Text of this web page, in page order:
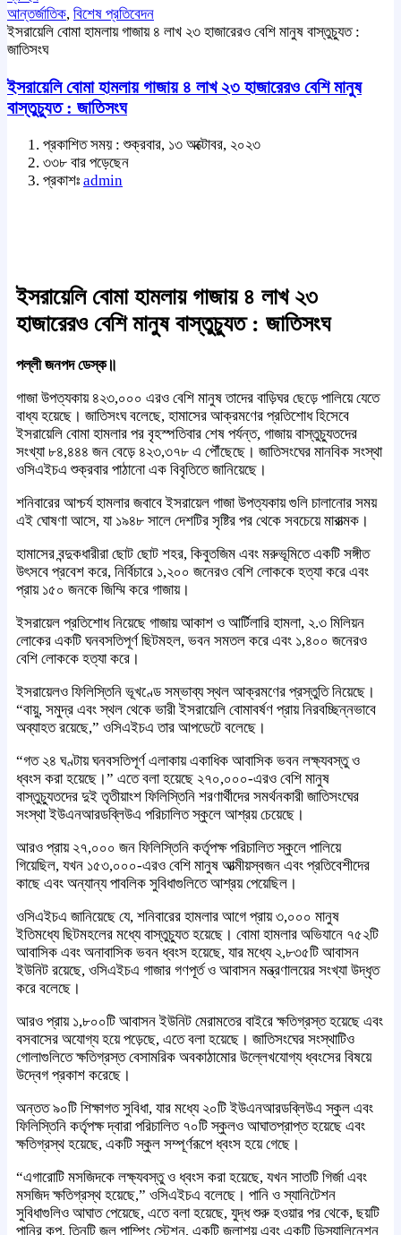
আন্তর্জাতিক, বিশেষ প্রতিবেদন
ইসরায়েলি বোমা হামলায় গাজায় ৪ লাখ ২৩ হাজারেরও বেশি মানুষ বাস্তুচ্যুত :
জাতিসংঘ
ইসরায়েলি বোমা হামলায় গাজায় ৪ লাখ ২৩ হাজারেরও বেশি মানুষ
বাস্তুচ্যুত : জাতিসংঘ
প্রকাশিত সময় : শুক্রবার, ১৩ অক্টোবর, ২০২৩
৩৩৮ বার পড়েছেন
প্রকাশঃ admin
ইসরায়েলি বোমা হামলায় গাজায় ৪ লাখ ২৩
হাজারেরও বেশি মানুষ বাস্তুচ্যুত : জাতিসংঘ
পল্লী জনপদ ডেস্ক॥
গাজা উপত্যকায় ৪২৩,০০০ এরও বেশি মানুষ তাদের বাড়িঘর ছেড়ে পালিয়ে যেতে
বাধ্য হয়েছে। জাতিসংঘ বলেছে, হামাসের আক্রমণের প্রতিশোধ হিসেবে
ইসরায়েলি বোমা হামলার পর বৃহস্পতিবার শেষ পর্যন্ত, গাজায় বাস্তুচ্যুতদের
সংখ্যা ৮৪,৪৪৪ জন বেড়ে ৪২৩,৩৭৮ এ পৌঁছেছে। জাতিসংঘের মানবিক সংস্থা
ওসিএইচএ শুক্রবার পাঠানো এক বিবৃতিতে জানিয়েছে।
শনিবারের আশ্চর্য হামলার জবাবে ইসরায়েল গাজা উপত্যকায় গুলি চালানোর সময়
এই ঘোষণা আসে, যা ১৯৪৮ সালে দেশটির সৃষ্টির পর থেকে সবচেয়ে মারাত্মক।
হামাসের বন্দুকধারীরা ছোট ছোট শহর, কিবুতজিম এবং মরুভূমিতে একটি সঙ্গীত
উৎসবে প্রবেশ করে, নির্বিচারে ১,২০০ জনেরও বেশি লোককে হত্যা করে এবং
প্রায় ১৫০ জনকে জিম্মি করে গাজায়।
ইসরায়েল প্রতিশোধ নিয়েছে গাজায় আকাশ ও আর্টিলারি হামলা, ২.৩ মিলিয়ন
লোকের একটি ঘনবসতিপূর্ণ ছিটমহল, ভবন সমতল করে এবং ১,৪০০ জনেরও
বেশি লোককে হত্যা করে।
ইসরায়েলও ফিলিস্তিনি ভূখণ্ডে সম্ভাব্য স্থল আক্রমণের প্রস্তুতি নিয়েছে।
“বায়ু, সমুদ্র এবং স্থল থেকে ভারী ইসরায়েলি বোমাবর্ষণ প্রায় নিরবচ্ছিন্নভাবে
অব্যাহত রয়েছে,” ওসিএইচএ তার আপডেটে বলেছে।
“গত ২৪ ঘণ্টায় ঘনবসতিপূর্ণ এলাকায় একাধিক আবাসিক ভবন লক্ষ্যবস্তু ও
ধ্বংস করা হয়েছে।” এতে বলা হয়েছে ২৭০,০০০-এরও বেশি মানুষ
বাস্তুচ্যুতদের দুই তৃতীয়াংশ ফিলিস্তিনি শরণার্থীদের সমর্থনকারী জাতিসংঘের
সংস্থা ইউএনআরডব্লিউএ পরিচালিত স্কুলে আশ্রয় চেয়েছে।
আরও প্রায় ২৭,০০০ জন ফিলিস্তিনি কর্তৃপক্ষ পরিচালিত স্কুলে পালিয়ে
গিয়েছিল, যখন ১৫৩,০০০-এরও বেশি মানুষ আত্মীয়স্বজন এবং প্রতিবেশীদের
কাছে এবং অন্যান্য পাবলিক সুবিধাগুলিতে আশ্রয় পেয়েছিল।
ওসিএইচএ জানিয়েছে যে, শনিবারের হামলার আগে প্রায় ৩,০০০ মানুষ
ইতিমধ্যে ছিটমহলের মধ্যে বাস্তুচ্যুত হয়েছে। বোমা হামলার অভিযানে ৭৫২টি
আবাসিক এবং অনাবাসিক ভবন ধ্বংস হয়েছে, যার মধ্যে ২,৮৩৫টি আবাসন
ইউনিট রয়েছে, ওসিএইচএ গাজার গণপূর্ত ও আবাসন মন্ত্রণালয়ের সংখ্যা উদ্ধৃত
করে বলেছে।
আরও প্রায় ১,৮০০টি আবাসন ইউনিট মেরামতের বাইরে ক্ষতিগ্রস্ত হয়েছে এবং
বসবাসের অযোগ্য হয়ে পড়েছে, এতে বলা হয়েছে। জাতিসংঘের সংস্থাটিও
গোলাগুলিতে ক্ষতিগ্রস্ত বেসামরিক অবকাঠামোর উল্লেখযোগ্য ধ্বংসের বিষয়ে
উদ্বেগ প্রকাশ করেছে।
অন্তত ৯০টি শিক্ষাগত সুবিধা, যার মধ্যে ২০টি ইউএনআরডব্লিউএ স্কুল এবং
ফিলিস্তিনি কর্তৃপক্ষ দ্বারা পরিচালিত ৭০টি স্কুলও আঘাতপ্রাপ্ত হয়েছে এবং
ক্ষতিগ্রস্থ হয়েছে, একটি স্কুল সম্পূর্ণরূপে ধ্বংস হয়ে গেছে।
“এগারোটি মসজিদকে লক্ষ্যবস্তু ও ধ্বংস করা হয়েছে, যখন সাতটি গির্জা এবং
মসজিদ ক্ষতিগ্রস্থ হয়েছে,” ওসিএইচএ বলেছে। পানি ও স্যানিটেশন
সুবিধাগুলিও আঘাত পেয়েছে, এতে বলা হয়েছে, যুদ্ধ শুরু হওয়ার পর থেকে, ছয়টি
পানির কূপ, তিনটি জল পাম্পিং স্টেশন, একটি জলাশয় এবং একটি ডিস্যালিনেশন